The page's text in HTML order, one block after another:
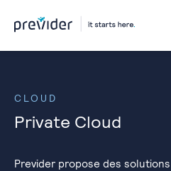
CLOUD
Private Cloud
Previder propose des